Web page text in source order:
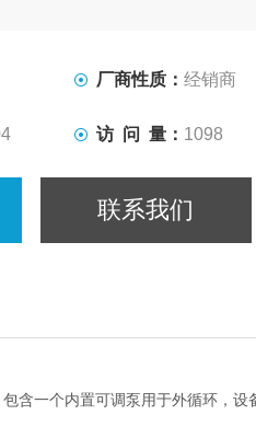
厂商性质：经销商
访 问 量： 1098
联系我们
含一个内置可调泵用于外循环，设